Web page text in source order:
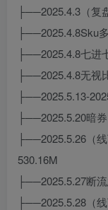
├──2025.4.3（复
├──2025.4.8Sku
├──2025.4.8七进
├──2025.4.8无视
├──2025.5.13-
├──2025.5.20暗
├──2025.5.26（
530.16M
├──2025.5.27断
├──2025.5.28（